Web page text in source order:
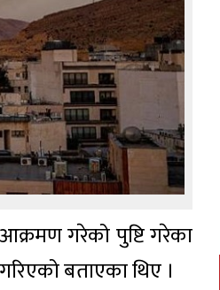
गरेको पुष्टि गरेका
बताएका थिए ।